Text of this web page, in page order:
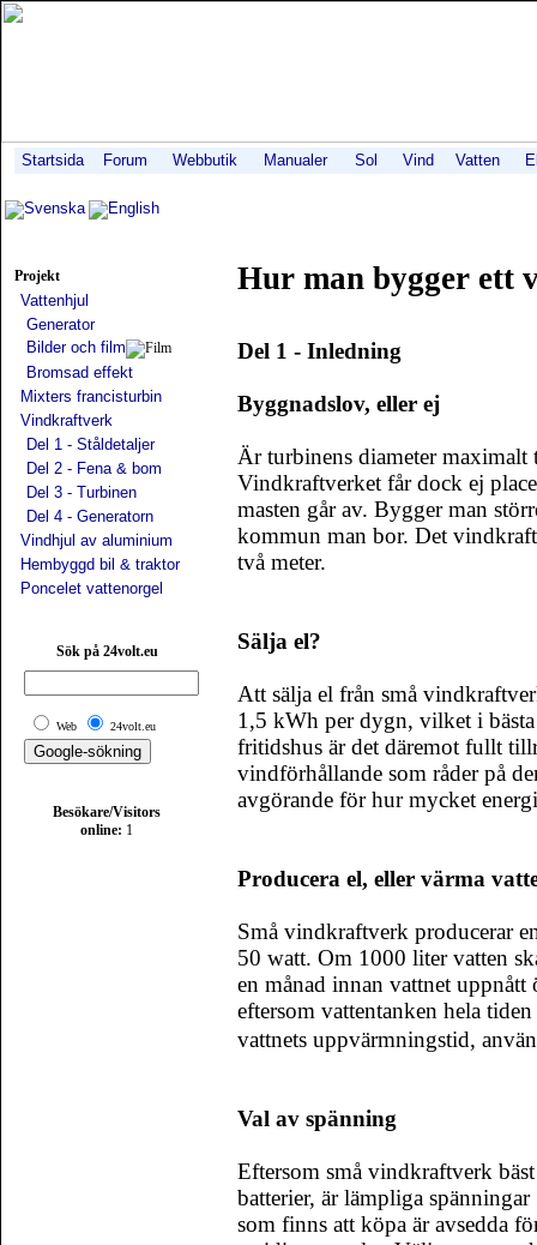
Startsida Forum Webbutik Manualer Sol Vind Vatten
Svenska English
Projekt
Vattenhjul
Generator
Bilder och film
Bromsad effekt
Mixters francisturbin
Vindkraftverk
Del 1 - Ståldetaljer
Del 2 - Fena & bom
Del 3 - Turbinen
Del 4 - Generatorn
Vindhjul av aluminium
Hembyggd bil & traktor
Poncelet vattenorgel
Sök på 24volt.eu
Web 24volt.eu
Besökare/Visitors
online: 1
Hur man bygger ett
Del 1 - Inledning
Byggnadslov, eller ej
Är turbinens diameter
Vindkraftverket får dock ej
masten går av. Bygger man
kommun man bor. Det
två meter.
Sälja el?
Att sälja el från små
1,5 kWh per dygn, vilket i
fritidshus är det däremot fullt
vindförhållande som råder på
avgörande för hur mycket
Producera el, eller värma
Små vindkraftverk producerar
50 watt. Om 1000 liter vatten
en månad innan vattnet
eftersom vattentanken hela
vattnets uppvärmningstid,
Val av spänning
Eftersom små vindkraftverk
batterier, är lämpliga
som finns att köpa är avsedda